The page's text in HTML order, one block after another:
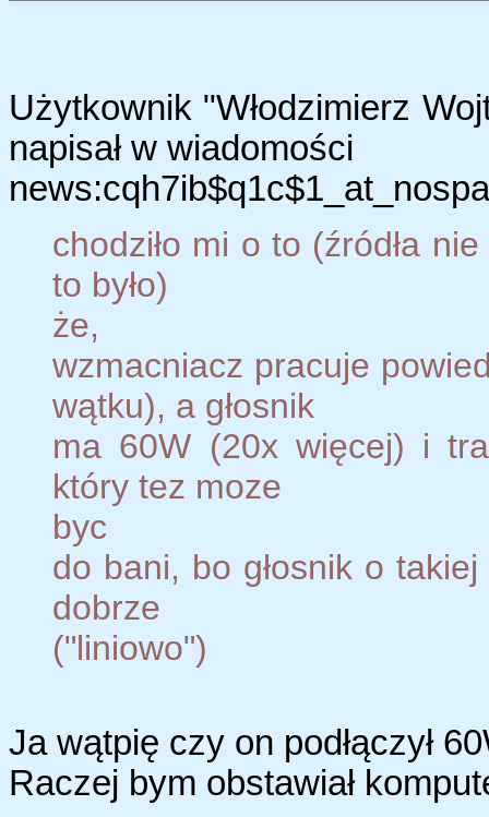
Użytkownik "Włodzimierz
napisał w wiadomości
chodziło mi o to (źródła
to było)
że,
wzmacniacz pracuje
wątku), a głosnik
ma 60W (20x więcej) i
który tez moze
byc
do bani, bo głosnik o
dobrze
("liniowo")
Ja wątpię czy on podłączył
Raczej bym obstawiał